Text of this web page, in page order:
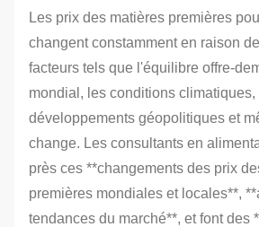
Les prix des matières premières
changent constamment en raison
facteurs tels que l'équilibre offre-
mondial, les conditions climatiques,
développements géopolitiques et
change. Les consultants en
près ces **changements des prix
premières mondiales et locales**,
tendances du marché**, et font des